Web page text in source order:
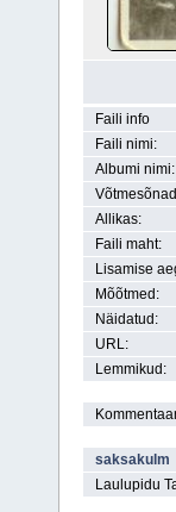
Faili info
Faili nimi:
Albumi nimi:
Allikas:
Faili maht:
Lisamise
Mõõtmed:
Näidatud:
URL:
Lemmikud:
saksakulm
Laulupidu